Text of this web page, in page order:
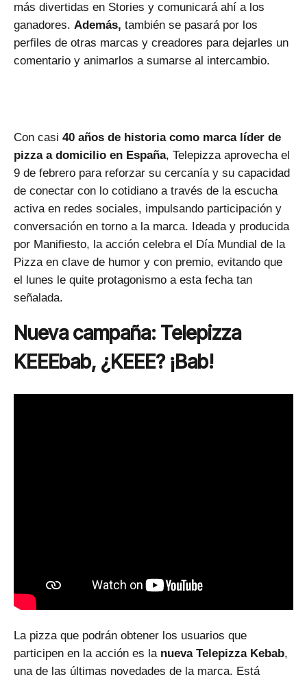
más divertidas en Stories y comunicará ahí a los
ganadores. Además, también se pasará por los
perfiles de otras marcas y creadores para dejarles un
comentario y animarlos a sumarse al intercambio.
Con casi 40 años de historia como marca líder de
pizza a domicilio en España, Telepizza aprovecha el
9 de febrero para reforzar su cercanía y su capacidad
de conectar con lo cotidiano a través de la escucha
activa en redes sociales, impulsando participación y
conversación en torno a la marca. Ideada y producida
por Manifiesto, la acción celebra el Día Mundial de la
Pizza en clave de humor y con premio, evitando que
el lunes le quite protagonismo a esta fecha tan
señalada.
Nueva campaña: Telepizza
KEEEbab, ¿KEEE? ¡Bab!
La pizza que podrán obtener los usuarios que
participen en la acción es lanueva Telepizza Kebab,
una de las últimas novedades de la marca. Está